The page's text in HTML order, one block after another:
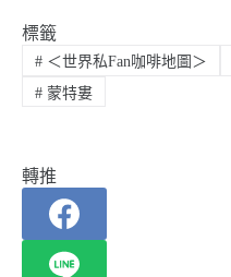
標籤
#＜世界私Fan咖啡地圖＞
#蒙特婁
轉推